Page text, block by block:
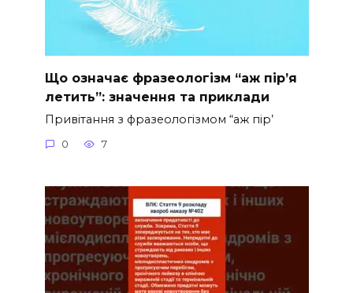
Що означає фразеологізм “аж пір’я
летить”: значення та приклади
Привітання з фразеологізмом “аж пір’
0 7